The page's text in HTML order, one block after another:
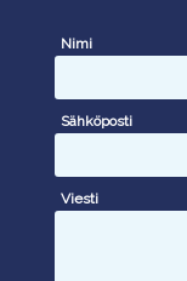
Nimi
Sähköposti
Viesti